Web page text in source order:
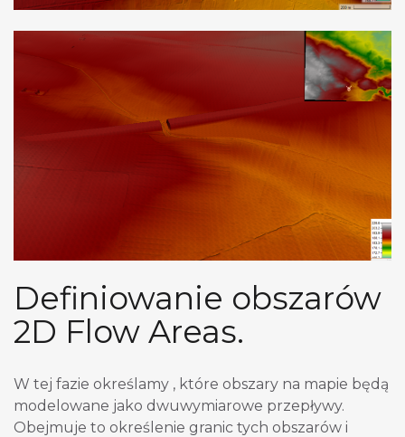
Definiowanie obszarów
2D Flow Areas.
W tej fazie określamy , które obszary na mapie będą
modelowane jako dwuwymiarowe przepływy.
Obejmuje to określenie granic tych obszarów i